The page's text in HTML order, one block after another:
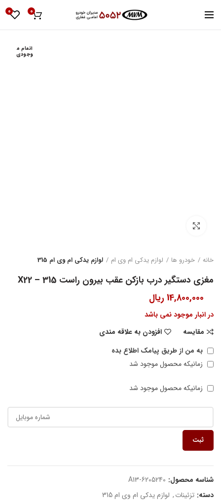
0
0
اتمام م
وجودی
خانه خودرو ها لوازم یدکی ام وی ام لوازم یدکی ام وی ام 315
مغزی دستگیر درب بازکن عقب بیرون راست 315 – X22
14,800,000 ریال
در انبار موجود نمی باشد
مقایسه
افزودن به علاقه مندی
به من از طریق پیامک اطلاع بده
زمانیکه محصول موجود شد
زمانیکه محصول موجود شد
ثبت
شناسه محصول: A13-6205240
دسته: تزئینات, لوازم یدکی ام وی ام 315